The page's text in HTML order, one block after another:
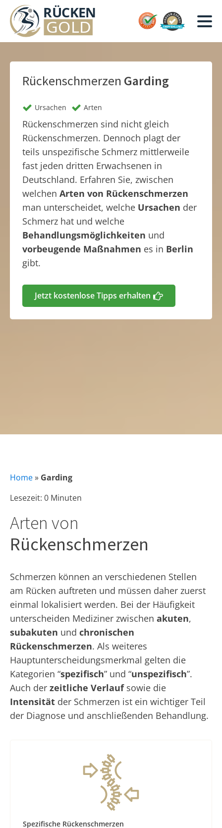
Rückenschmerzen Garding
Ursachen Arten
Rückenschmerzen sind nicht gleich
Rückenschmerzen. Dennoch plagt der
teils unspezifische Schmerz mittlerweile
fast jeden dritten Erwachsenen in
Deutschland. Erfahren Sie, zwischen
welchen Arten von Rückenschmerzen
man unterscheidet, welche Ursachen der
Schmerz hat und welche
Behandlungsmöglichkeiten und
vorbeugende Maßnahmen es in Berlin
gibt.
Jetzt kostenlose Tipps erhalten
Home» Garding
Lesezeit: 0 Minuten
Arten von
Rückenschmerzen
Schmerzen können an verschiedenen Stellen
am Rücken auftreten und müssen daher zuerst
einmal lokalisiert werden. Bei der Häufigkeit
unterscheiden Mediziner zwischen akuten,
subakuten und chronischen
Rückenschmerzen. Als weiteres
Hauptunterscheidungsmerkmal gelten die
Kategorien “spezifisch” und “unspezifisch”.
Auch der zeitliche Verlauf sowie die
Intensität der Schmerzen ist ein wichtiger Teil
der Diagnose und anschließenden Behandlung.
Spezifische Rückenschmerzen